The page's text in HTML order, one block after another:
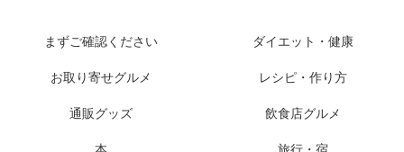
まずご確認ください ダイエット・健康
お取り寄せグルメ レシピ・作り方
通販グッズ 飲食店グルメ